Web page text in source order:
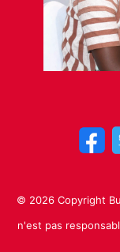
© 2026 Copyright
n'est pas